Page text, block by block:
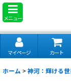
メニュー
マイページ カート
ホーム >神河：輝ける